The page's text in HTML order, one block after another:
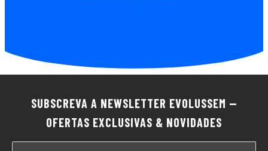
SUBSCREVA A NEWSLETTER EVOLUSSEM —
OFERTAS EXCLUSIVAS & NOVIDADES